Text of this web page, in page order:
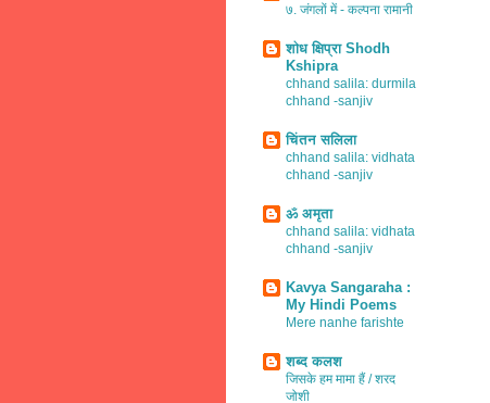
७. जंगलों में - कल्पना रामानी
शोध क्षिप्रा Shodh
Kshipra
chhand salila: durmila
chhand -sanjiv
चिंतन सलिला
chhand salila: vidhata
chhand -sanjiv
ॐ अमृता
chhand salila: vidhata
chhand -sanjiv
Kavya Sangaraha :
My Hindi Poems
Mere nanhe farishte
शब्द कलश
जिसके हम मामा हैं / शरद
जोशी